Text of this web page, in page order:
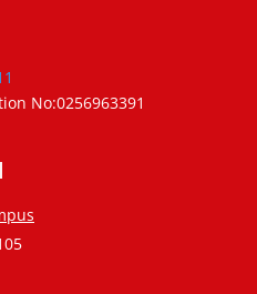
No:0256963391